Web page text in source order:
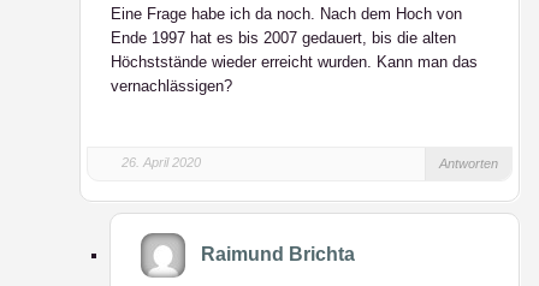
Eine Frage habe ich da noch. Nach dem Hoch von
Ende 1997 hat es bis 2007 gedauert, bis die alten
Höchststände wieder erreicht wurden. Kann man das
vernachlässigen?
26. April 2020 Antworten
Raimund Brichta